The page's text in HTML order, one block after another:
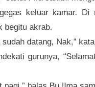
keluar kamar. Di
begitu akrab.
sudah datang, Nak,”
gurunya,